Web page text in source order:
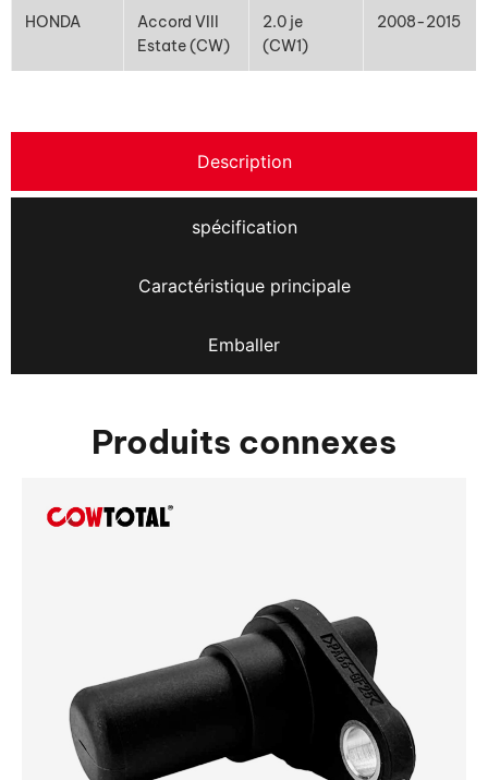
HONDA
Accord VIII
Estate (CW)
2.0 je
(CW1)
2008-2015
Description
spécification
Caractéristique principale
Emballer
Produits connexes